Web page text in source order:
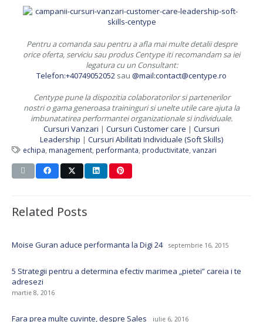
Pentru a comanda sau pentru a afla mai multe detalii despre
orice oferta, serviciu sau produs Centype iti recomandam sa iei
legatura cu un Consultant:
Telefon:+40749052052 sau @mail:contact@centype.ro
Centype pune la dispozitia colaboratorilor si partenerilor
nostri o gama generoasa traininguri si unelte utile care ajuta la
imbunatatirea performantei organizationale si individuale.
Cursuri Vanzari | Cursuri Customer care | Cursuri
Leadership | Cursuri Abilitati Individuale (Soft Skills)
echipa management performanta productivitate ,vanzari
Related Posts
Moise Guran aduce performanta la Digi 24 septembrie 16, 2015
5 Strategii pentru a determina efectiv marimea „pietei” careia i te
adresezi
martie 8, 2016
Fara prea multe cuvinte, despre Sales iulie 6, 2016